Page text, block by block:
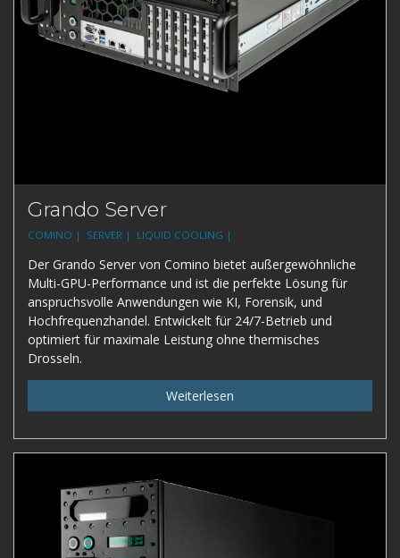
Grando Server
COMINO | SERVER | LIQUID COOLING |
Der Grando Server von Comino bietet außergewöhnliche
Multi-GPU-Performance und ist die perfekte Lösung für
anspruchsvolle Anwendungen wie KI, Forensik, und
Hochfrequenzhandel. Entwickelt für 24/7-Betrieb und
optimiert für maximale Leistung ohne thermisches
Drosseln.
Weiterlesen